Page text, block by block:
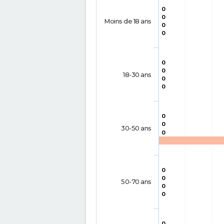
0
0
0
0
0
0
0
0
0
0
0
0
0
0
0
Moins de 18 ans
18-30 ans
30-50 ans
50-70 ans